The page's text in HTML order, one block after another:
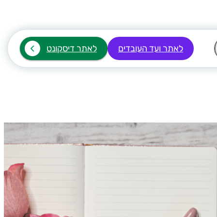
לאתר ועד העובדים לאתר דיסקונט